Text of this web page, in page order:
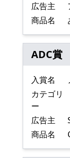
広告主
商品名
ADC賞
入賞名
カテゴリ
ー
広告主
商品名